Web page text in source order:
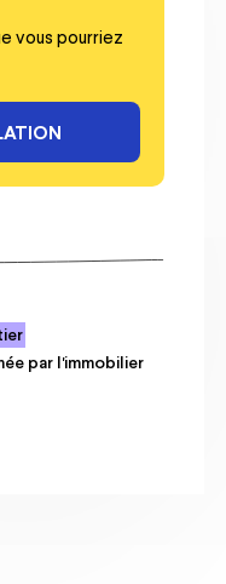
vous pourriez
par l'immobilier